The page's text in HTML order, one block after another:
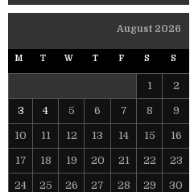
August 2026
M T W T F S S
1 2
3 4 5 6 7 8 9
10 11 12 13 14 15 16
17 18 19 20 21 22 23
24 25 26 27 28 29 30